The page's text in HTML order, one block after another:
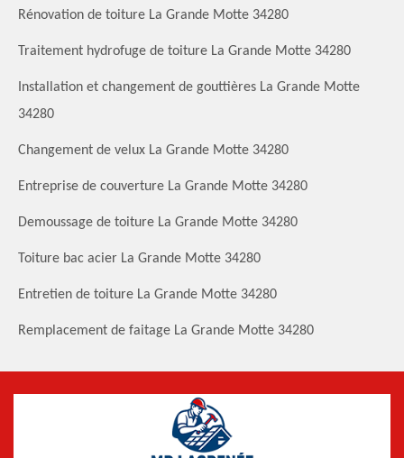
Rénovation de toiture La Grande Motte 34280
Traitement hydrofuge de toiture La Grande Motte 34280
Installation et changement de gouttières La Grande Motte
34280
Changement de velux La Grande Motte 34280
Entreprise de couverture La Grande Motte 34280
Demoussage de toiture La Grande Motte 34280
Toiture bac acier La Grande Motte 34280
Entretien de toiture La Grande Motte 34280
Remplacement de faitage La Grande Motte 34280